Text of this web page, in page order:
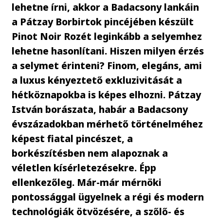
lehetne írni, akkor a Badacsony lankáin
a Pátzay Borbirtok pincéjében készült
Pinot Noir Rozét leginkább a selyemhez
lehetne hasonlítani. Hiszen milyen érzés
a selymet érinteni? Finom, elegáns, ami
a luxus kényeztető exkluzivitását a
hétköznapokba is képes elhozni. Pátzay
István borászata, habár a Badacsony
évszázadokban mérhető történelméhez
képest fiatal pincészet, a
borkészítésben nem alapoznak a
véletlen kísérletezésekre. Épp
ellenkezőleg. Már-már mérnöki
pontossággal ügyelnek a régi és modern
technológiák ötvözésére, a szőlő- és